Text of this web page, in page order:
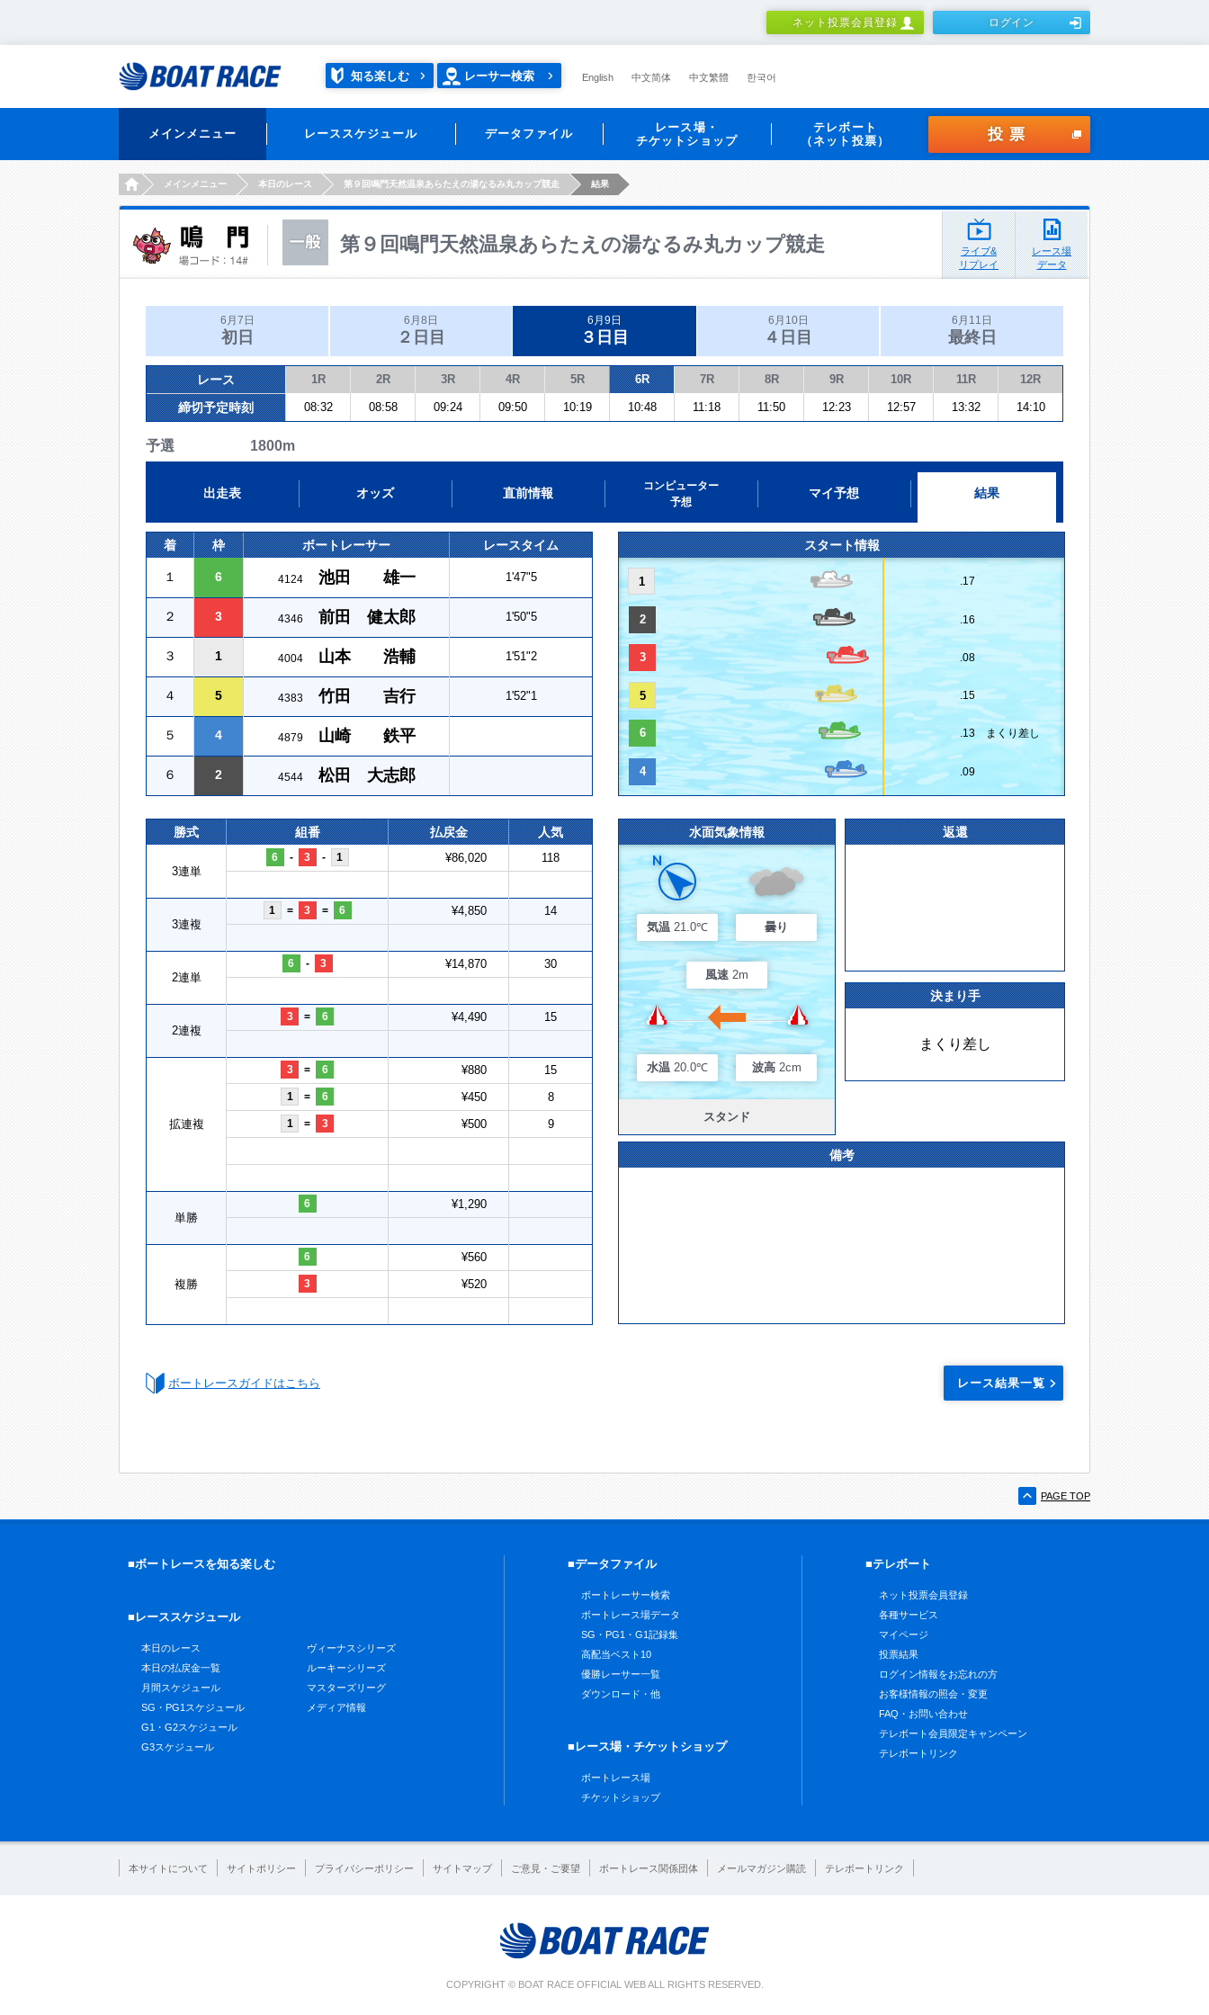
ネット投票会員登録 ログイン
知る楽しむ レーサー検索 English 中文简体 中文繁體 한국어
メインメニュー レーススケジュール データファイル
レース場・
チケットショップ
テレボート
（ネット投票）
投票
HOMEメインメニュー 本日のレース 第９回鳴門天然温泉あらたえの湯なるみ丸カップ競走 結果
第９回鳴門天然温泉あらたえの湯なるみ丸カップ競走
ライブ&
リプレイ
レース場
データ
6月7日
初日
6月8日
２日目
6月9日
３日目
6月10日
４日目
6月11日
最終日
レース 1R 2R 3R 4R 5R 6R 7R 8R 9R 10R 11R 12R
締切予定時刻 08:32 08:58 09:24 09:50 10:19 10:48 11:18 11:50 12:23 12:57 13:32 14:10
予選 1800m
出走表 オッズ 直前情報
コンピューター
予想
マイ予想 結果
着 枠 ボートレーサー レースタイム
１ 6 4124 池田 雄一 1'47"5
２ 3 4346 前田 健太郎 1'50"5
３ 1 4004 山本 浩輔 1'51"2
４ 5 4383 竹田 吉行 1'52"1
５ 4 4879 山崎 鉄平
６ 2 4544 松田 大志郎
スタート情報
1 .17
2 .16
3 .08
5 .15
6 .13 まくり差し
4 .09
勝式 組番 払戻金 人気
3連単
6 - 3 - 1 ¥86,020 118
3連複
1 = 3 = 6 ¥4,850 14
2連単
6 - 3 ¥14,870 30
2連複
3 = 6 ¥4,490 15
拡連複
3 = 6 ¥880 15
1 = 6 ¥450 8
1 = 3 ¥500 9
単勝
6 ¥1,290
複勝
6 ¥560
3 ¥520
水面気象情報
気温 21.0℃ 曇り
風速 2m
水温 20.0℃ 波高 2cm
スタンド
返還
決まり手
まくり差し
備考
ボートレースガイドはこちら レース結果一覧
PAGE TOP
■ボートレースを知る楽しむ
■レーススケジュール
本日のレース
本日の払戻金一覧
月間スケジュール
SG・PG1スケジュール
G1・G2スケジュール
G3スケジュール
ヴィーナスシリーズ
ルーキーシリーズ
マスターズリーグ
メディア情報
■データファイル
ボートレーサー検索
ボートレース場データ
SG・PG1・G1記録集
高配当ベスト10
優勝レーサー一覧
ダウンロード・他
■レース場・チケットショップ
ボートレース場
チケットショップ
■テレボート
ネット投票会員登録
各種サービス
マイページ
投票結果
ログイン情報をお忘れの方
お客様情報の照会・変更
FAQ・お問い合わせ
テレボート会員限定キャンペーン
テレボートリンク
本サイトについて サイトポリシー プライバシーポリシー サイトマップ ご意見・ご要望 ボートレース関係団体 メールマガジン購読 テレボートリンク
COPYRIGHT © BOAT RACE OFFICIAL WEB ALL RIGHTS RESERVED.